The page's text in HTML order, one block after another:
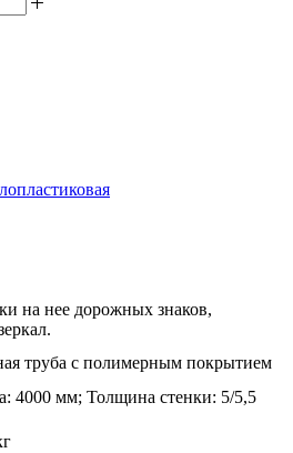
на нее дорожных знаков,
труба с полимерным покрытием
4000 мм; Толщина стенки: 5/5,5